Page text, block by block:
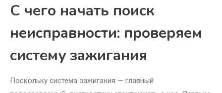
С чего начать поиск
неисправности: проверяем
систему зажигания
Поскольку система зажигания — главный